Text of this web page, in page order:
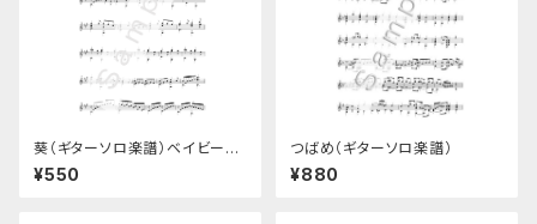
葵（ギターソロ楽譜）ベイビーズ
ソングNo.5
¥550
つばめ（ギターソロ楽譜）
¥880